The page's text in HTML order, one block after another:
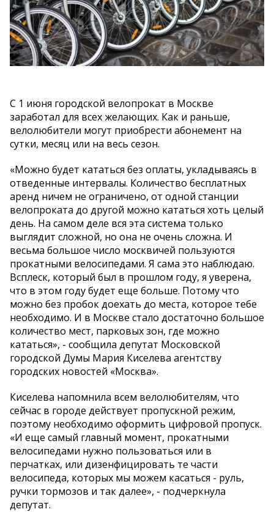
С 1 июня городской велопрокат в Москве
заработал для всех желающих. Как и раньше,
велолюбители могут приобрести абонемент на
сутки, месяц или на весь сезон.
«Можно будет кататься без оплаты, укладываясь в
отведенные интервалы. Количество бесплатных
аренд ничем не ограничено, от одной станции
велопроката до другой можно кататься хоть целый
день. На самом деле вся эта система только
выглядит сложной, но она не очень сложна. И
весьма большое число москвичей пользуются
прокатными велосипедами. Я сама это наблюдаю.
Всплеск, который был в прошлом году, я уверена,
что в этом году будет еще больше. Потому что
можно без пробок доехать до места, которое тебе
необходимо. И в Москве стало достаточно большое
количество мест, парковых зон, где можно
кататься», - сообщила депутат Московской
городской Думы Мария Киселева агентству
городских новостей «Москва».
Киселева напомнила всем велолюбителям, что
сейчас в городе действует пропускной режим,
поэтому необходимо оформить цифровой пропуск.
«И еще самый главный момент, прокатными
велосипедами нужно пользоваться или в
перчатках, или дизенфицировать те части
велосипеда, которых мы можем касаться - руль,
ручки тормозов и так далее», - подчеркнула
депутат.